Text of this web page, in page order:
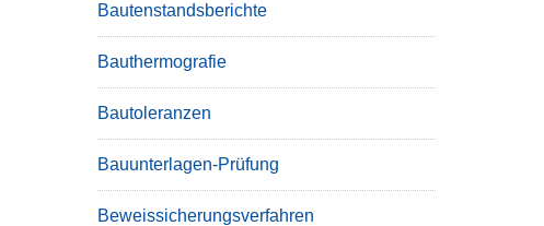
Bautenstandsberichte
Bauthermografie
Bautoleranzen
Bauunterlagen-Prüfung
Beweissicherungsverfahren